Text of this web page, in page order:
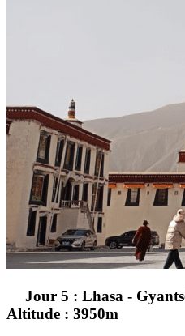
Jour 5 : Lhasa -
Altitude : 3950m